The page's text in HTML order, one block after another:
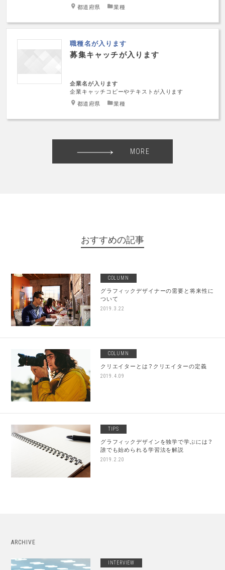
都道府県 業種
職種名が入ります
募集キャッチが入ります
企業名が入ります
企業キャッチコピーやテキストが入ります
都道府県 業種
MORE
おすすめの記事
COLUMN
グラフィックデザイナーの需要と将来性に
ついて
2019.3.22
COLUMN
クリエイターとは？クリエイターの定義
2019.4.09
TIPS
グラフィックデザインを独学で学ぶには？
誰でも始められる学習法を解説
2019.2.20
ARCHIVE
INTERVIEW